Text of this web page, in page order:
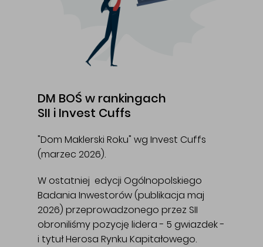
DM BOŚ w rankingach
SII i Invest Cuffs
"Dom Maklerski Roku" wg Invest Cuffs
(marzec 2026).
W ostatniej edycji Ogólnopolskiego
Badania Inwestorów (publikacja maj
2026) przeprowadzonego przez SII
obroniliśmy pozycję lidera - 5 gwiazdek -
i tytuł Herosa Rynku Kapitałowego.